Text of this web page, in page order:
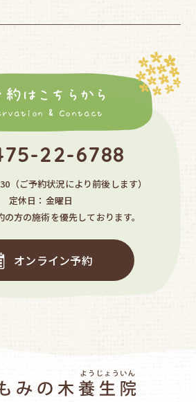
約はこちらから
& Contact
22-6788
（ご予約状況により前後します）
定休日：金曜日
方の施術を優先しております。
オンライン予約